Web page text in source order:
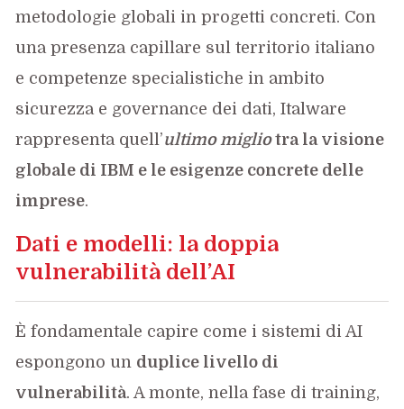
metodologie globali in progetti concreti. Con
una presenza capillare sul territorio italiano
e competenze specialistiche in ambito
sicurezza e governance dei dati, Italware
rappresenta quell’ultimo migliotra la visione
globale di IBM e le esigenze concrete delle
imprese.
Dati e modelli: la doppia
vulnerabilità dell’AI
È fondamentale capire come i sistemi di AI
espongono un duplice livello di
vulnerabilità. A monte, nella fase di training,